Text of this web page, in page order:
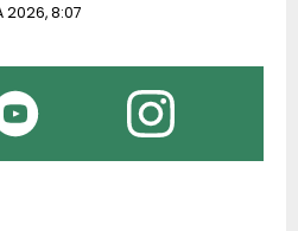
2026, 8:07